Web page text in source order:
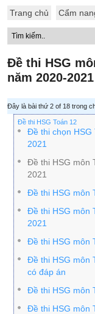
Trang chủ Cẩm
Đề thi HSG
năm 2020-2021
Đây là bài thứ 2 of 18 trong
Đề thi HSG Toán 12
Đề thi chọn HSG
2021
Đề thi HSG môn
2021
Đề thi HSG môn
Đề thi HSG môn
2021
Đề thi HSG môn
Đề thi HSG môn
có đáp án
Đề thi HSG môn
Đề thi HSG môn